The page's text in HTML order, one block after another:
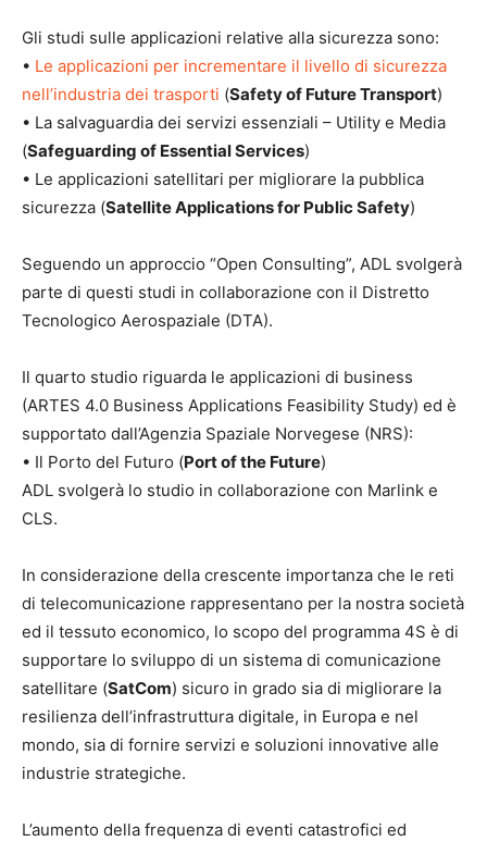
Gli studi sulle applicazioni relative alla sicurezza sono:
• Le applicazioni per incrementare il livello di sicurezza
nell’industria dei trasporti (Safety of Future Transport)
• La salvaguardia dei servizi essenziali – Utility e Media
(Safeguarding of Essential Services)
• Le applicazioni satellitari per migliorare la pubblica
sicurezza (Satellite Applications for Public Safety)
Seguendo un approccio “Open Consulting”, ADL svolgerà
parte di questi studi in collaborazione con il Distretto
Tecnologico Aerospaziale (DTA).
Il quarto studio riguarda le applicazioni di business
(ARTES 4.0 Business Applications Feasibility Study) ed è
supportato dall’Agenzia Spaziale Norvegese (NRS):
• Il Porto del Futuro (Port of the Future)
ADL svolgerà lo studio in collaborazione con Marlink e
CLS.
In considerazione della crescente importanza che le reti
di telecomunicazione rappresentano per la nostra società
ed il tessuto economico, lo scopo del programma 4S è di
supportare lo sviluppo di un sistema di comunicazione
satellitare (SatCom) sicuro in grado sia di migliorare la
resilienza dell’infrastruttura digitale, in Europa e nel
mondo, sia di fornire servizi e soluzioni innovative alle
industrie strategiche.
L’aumento della frequenza di eventi catastrofici ed